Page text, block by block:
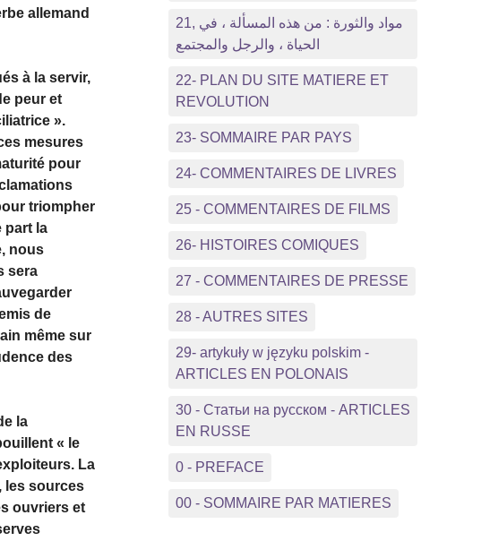
allemand
à la servir,
peur et
».
mesures
pour
triompher
part la
nous
sera
de
même sur
des
la
« le
La
les sources
ouvriers et
21, مواد والثورة : من هذه المسألة ، في
الحياة ، والرجل والمجتمع
22- PLAN DU SITE MATIERE ET
REVOLUTION
23- SOMMAIRE PAR PAYS
24- COMMENTAIRES DE LIVRES
25 - COMMENTAIRES DE FILMS
26- HISTOIRES COMIQUES
27 - COMMENTAIRES DE PRESSE
28 - AUTRES SITES
29- artykuły w języku polskim -
ARTICLES EN POLONAIS
30 - Статьи на русском - ARTICLES
EN RUSSE
0 - PREFACE
00 - SOMMAIRE PAR MATIERES